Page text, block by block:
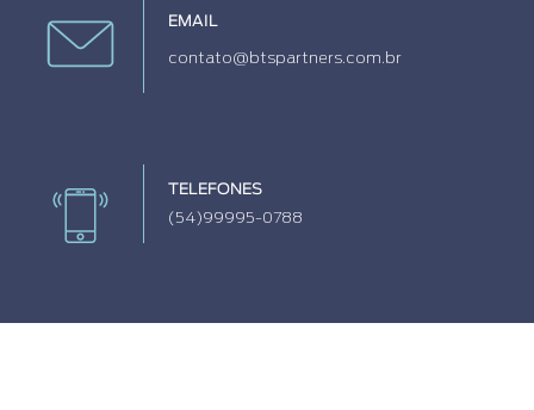
EMAIL
contato@btspartners.com.br
TELEFONES
(54)99995-0788